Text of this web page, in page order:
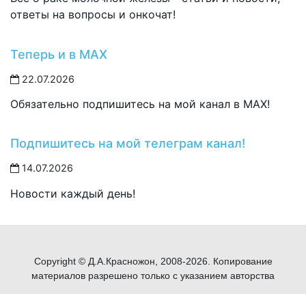
ответы на вопросы и онкочат!
Теперь и в MAX
22.07.2026
Обязательно подпишитесь на мой канал в MAX!
Подпишитесь на мой телеграм канал!
14.07.2026
Новости каждый день!
Copyright © Д.А.Красножон, 2008-2026. Копирование
материалов разрешено только с указанием авторства